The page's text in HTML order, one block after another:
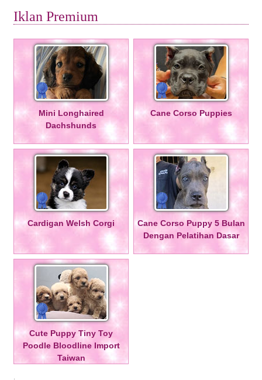
Iklan Premium
Mini Longhaired
Dachshunds
Cane Corso Puppies
Cardigan Welsh Corgi
Cane Corso Puppy 5 Bulan
Dengan Pelatihan Dasar
Cute Puppy Tiny Toy
Poodle Bloodline Import
Taiwan